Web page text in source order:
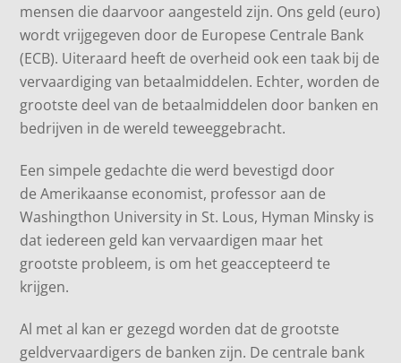
mensen die daarvoor aangesteld zijn. Ons geld (euro)
wordt vrijgegeven door de Europese Centrale Bank
(ECB). Uiteraard heeft de overheid ook een taak bij de
vervaardiging van betaalmiddelen. Echter, worden de
grootste deel van de betaalmiddelen door banken en
bedrijven in de wereld teweeggebracht.
Een simpele gedachte die werd bevestigd door
de Amerikaanse economist, professor aan de
Washingthon University in St. Lous, Hyman Minsky is
dat iedereen geld kan vervaardigen maar het
grootste probleem, is om het geaccepteerd te
krijgen.
Al met al kan er gezegd worden dat de grootste
geldvervaardigers de banken zijn. De centrale bank